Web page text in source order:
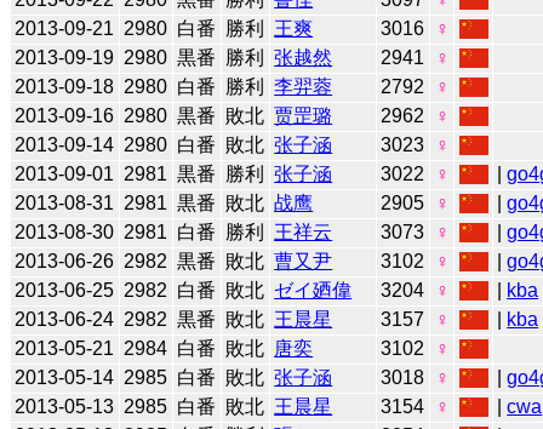
2013-09-21 2980 白番 勝利 王爽 3016
♀
2013-09-19 2980 黒番 勝利 张越然 2941
♀
2013-09-18 2980 白番 勝利 李羿蓉 2792
♀
2013-09-16 2980 黒番 敗北 贾罡璐 2962
♀
2013-09-14 2980 白番 敗北 张子涵 3023
♀
2013-09-01 2981 黒番 勝利 张子涵 3022 ♀ |
2013-08-31 2981 黒番 敗北 战鹰 2905 ♀ |
2013-08-30 2981 白番 勝利 王祥云 3073 ♀ |
2013-06-26 2982 黒番 敗北 曹又尹 3102 ♀ |
2013-06-25 2982 白番 敗北 ゼイ廼偉 3204 ♀ kba
2013-06-24 2982 黒番 敗北 王晨星 3157 ♀ kba
2013-05-21 2984 白番 敗北 唐奕 3102
♀
2013-05-14 2985 白番 敗北 张子涵 3018 ♀ |
2013-05-13 2985 白番 敗北 王晨星 3154 ♀ |cwa